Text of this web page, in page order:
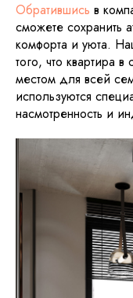
Обратившись в
сможете сохранить
комфорта и уюта.
того, что квартира
местом для всей
используются
насмотренность и